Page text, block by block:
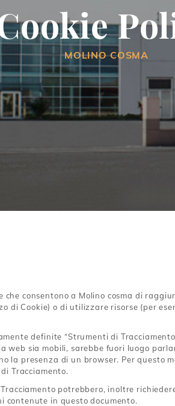
Rinforzata Viola
Rinforzata Blu
Rinforzata Verde
Rinforzata Rossa
Base Rossa
Ciabatta Sapore
MOLINO COSMA
consentono a Molino cosma di
di Cookie) o di utilizzare risorse (per
definite “Strumenti di
web sia mobili, sarebbe fuori luogo
la presenza di un browser. Per questo
Tracciamento.
potrebbero, inoltre
contenute in questo documento.